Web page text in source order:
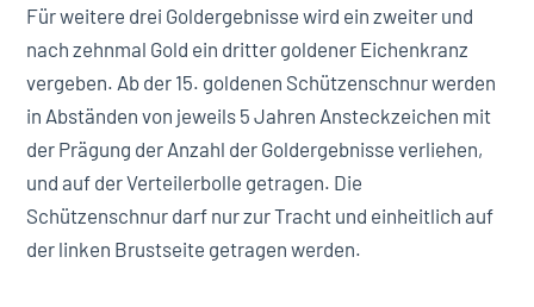
Für weitere drei Goldergebnisse wird ein zweiter und
nach zehnmal Gold ein dritter goldener Eichenkranz
vergeben. Ab der 15. goldenen Schützenschnur werden
in Abständen von jeweils 5 Jahren Ansteckzeichen mit
der Prägung der Anzahl der Goldergebnisse verliehen,
und auf der Verteilerbolle getragen. Die
Schützenschnur darf nur zur Tracht und einheitlich auf
der linken Brustseite getragen werden.